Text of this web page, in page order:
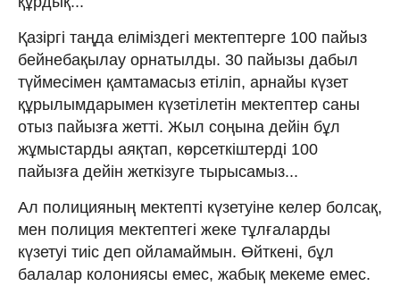
Қазіргі таңда еліміздегі мектептерге 100 пайыз
бейнебақылау орнатылды. 30 пайызы дабыл
түймесімен қамтамасыз етіліп, арнайы күзет
құрылымдарымен күзетілетін мектептер саны
отыз пайызға жетті. Жыл соңына дейін бұл
жұмыстарды аяқтап, көрсеткіштерді 100
пайызға дейін жеткізуге тырысамыз...
Ал полицияның мектепті күзетуіне келер болсақ,
мен полиция мектептегі жеке тұлғаларды
күзетуі тиіс деп ойламаймын. Өйткені, бұл
балалар колониясы емес, жабық мекеме емес.